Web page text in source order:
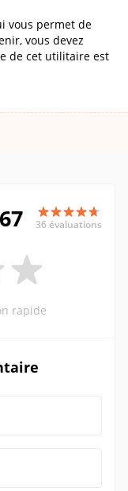
vous permet de
vous devez
de cet utilitaire est
36 évaluations
rapide